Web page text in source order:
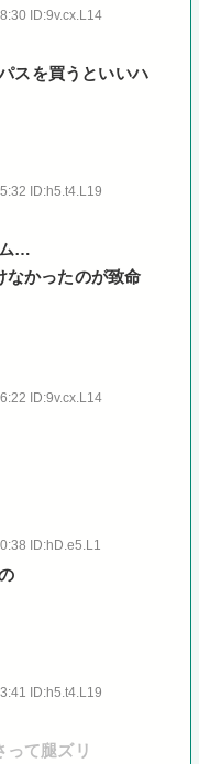
ID:9v.cx.L14
スを買うといいハ
ID:h5.t4.L19
ム…
なかったのが致命
ID:9v.cx.L14
ID:hD.e5.L1
ID:h5.t4.L19
って腿ズリ